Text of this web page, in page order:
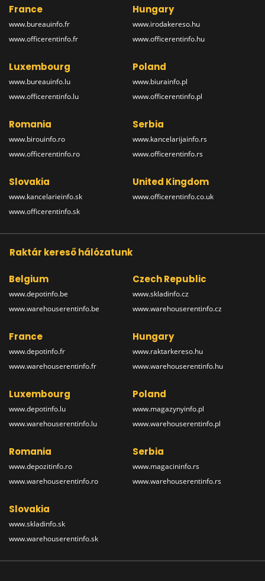
France
www.bureauinfo.fr
www.officerentinfo.fr
Hungary
www.irodakereso.hu
www.officerentinfo.hu
Luxembourg
www.bureauinfo.lu
www.officerentinfo.lu
Poland
www.biurainfo.pl
www.officerentinfo.pl
Romania
www.birouinfo.ro
www.officerentinfo.ro
Serbia
www.kancelarijainfo.rs
www.officerentinfo.rs
Slovakia
www.kancelarieinfo.sk
www.officerentinfo.sk
United Kingdom
www.officerentinfo.co.uk
Raktár kereső hálózatunk
Belgium
www.depotinfo.be
www.warehouserentinfo.be
Czech Republic
www.skladinfo.cz
www.warehouserentinfo.cz
France
www.depotinfo.fr
www.warehouserentinfo.fr
Hungary
www.raktarkereso.hu
www.warehouserentinfo.hu
Luxembourg
www.depotinfo.lu
www.warehouserentinfo.lu
Poland
www.magazynyinfo.pl
www.warehouserentinfo.pl
Romania
www.depozitinfo.ro
www.warehouserentinfo.ro
Serbia
www.magacininfo.rs
www.warehouserentinfo.rs
Slovakia
www.skladinfo.sk
www.warehouserentinfo.sk